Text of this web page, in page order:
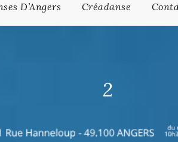
D’Angers Créadanse
2